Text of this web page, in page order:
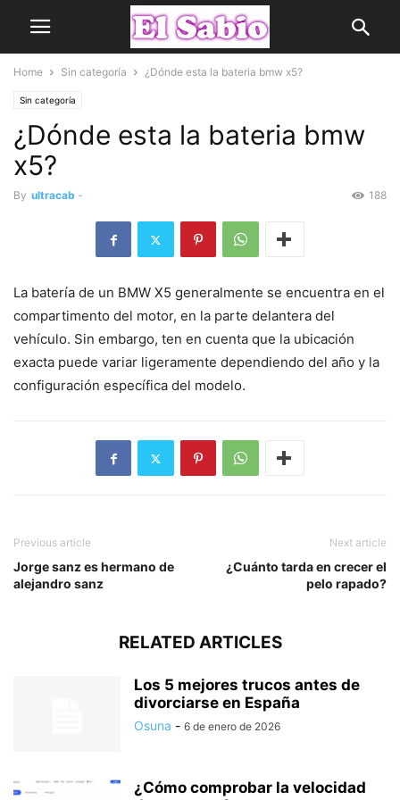
Home Sin categoría ¿Dónde esta la bateria bmw x5?
Sin categoría
¿Dónde esta la bateria bmw
x5?
By ultracab - 188
La batería de un BMW X5 generalmente se encuentra en el
compartimento del motor, en la parte delantera del
vehículo. Sin embargo, ten en cuenta que la ubicación
exacta puede variar ligeramente dependiendo del año y la
configuración específica del modelo.
Previous article
Jorge sanz es hermano de
alejandro sanz
Next article
¿Cuánto tarda en crecer el
pelo rapado?
RELATED ARTICLES
Los 5 mejores trucos antes de
divorciarse en España
Osuna - 6 de enero de 2026
¿Cómo comprobar la velocidad